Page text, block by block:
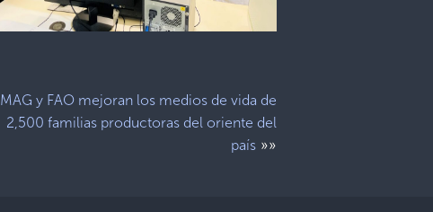
MAG y FAO mejoran los medios de vida de
2,500 familias productoras del oriente del
país»»